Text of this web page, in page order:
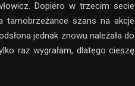
Dopiero w trzecim secie
tarnobrzeżance szans na akcje
jednak znowu należała do
raz wygrałam, dlatego cieszę